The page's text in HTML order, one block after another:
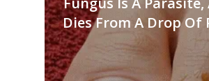
Dies From A Drop Of